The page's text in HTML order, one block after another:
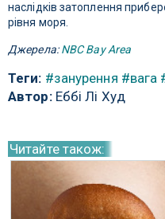
наслідків затоплення
рівня моря.
Джерела:NBC Bay Area
Теги: #занурення #вага
Автор:Еббі Лі Худ
Читайте також: